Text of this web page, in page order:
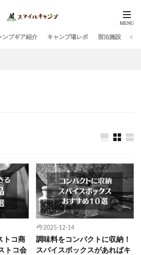
ンプギア紹介 キャンプ場レポ 宿泊施設 観
トコ商
トコ会
2025-12-14
調味料をコンパクトに収納！
スパイスボックスがあればキ